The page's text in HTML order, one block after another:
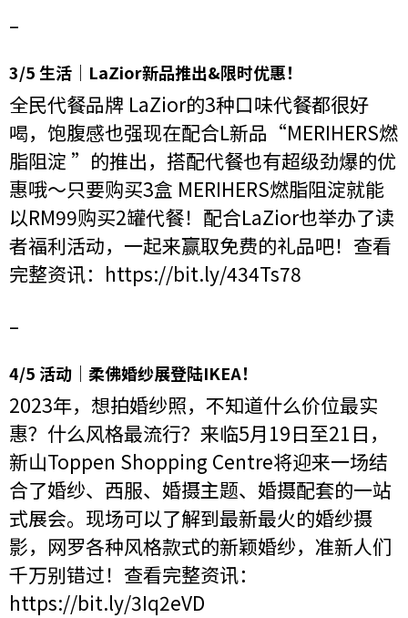
–
3/5 生活｜LaZior新品推出&限时优惠！
全民代餐品牌 LaZior的3种口味代餐都很好
喝，饱腹感也强现在配合L新品“MERIHERS燃
脂阻淀 ”的推出，搭配代餐也有超级劲爆的优
惠哦～只要购买3盒 MERIHERS燃脂阻淀就能
以RM99购买2罐代餐！配合LaZior也举办了读
者福利活动，一起来赢取免费的礼品吧！查看
完整资讯： https://bit.ly/434Ts78
–
4/5 活动｜柔佛婚纱展登陆IKEA！
2023年，想拍婚纱照，不知道什么价位最实
惠？什么风格最流行？来临5月19日至21日，
新山Toppen Shopping Centre将迎来一场结
合了婚纱、西服、婚摄主题、婚摄配套的一站
式展会。现场可以了解到最新最火的婚纱摄
影，网罗各种风格款式的新颖婚纱，准新人们
千万别错过！查看完整资讯：
https://bit.ly/3Iq2eVD